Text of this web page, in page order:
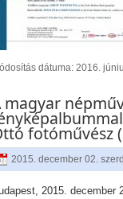
dátuma: 2016.
magyar
fotóművész
2015. december 02.
2015. december